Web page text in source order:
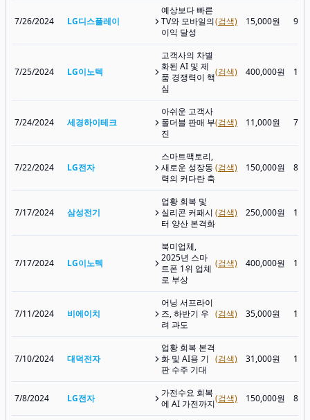
7/26/2024 LG디스플레이
예상보다 빠른
TV와 모바일의
이익 달성
(검색) 15,000원
7/25/2024 LG이노텍
고객사의 차별
화된 AI 및 제
품 경쟁력이 핵
심
(검색) 400,000원
7/24/2024 세경하이테크
아쉬운 고객사
폴더블 판매 부
진
(검색) 11,000원
7/22/2024 LG전자
스마트팩토리,
새로운 성장동
력의 커다란 축
(검색) 150,000원
7/17/2024 삼성전기
업황 회복 및
실리콘 커패시
터 양산 본격화
(검색) 250,000원
7/17/2024 LG이노텍
북미업체,
2025년 스마
트폰 1위 업체
로 부상
(검색) 400,000원
7/11/2024 비에이치
어닝 서프라이
즈, 하반기 우
려 과도
(검색) 35,000원
7/10/2024 대덕전자
업황 회복 본격
화 및 AI용 기
판 수주 기대
(검색) 31,000원
7/8/2024 LG전자
가전수요 회복
에 AI 가전까지(검색) 150,000원